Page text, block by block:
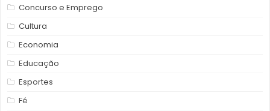
Concurso e Emprego
Cultura
Economia
Educação
Esportes
Fé